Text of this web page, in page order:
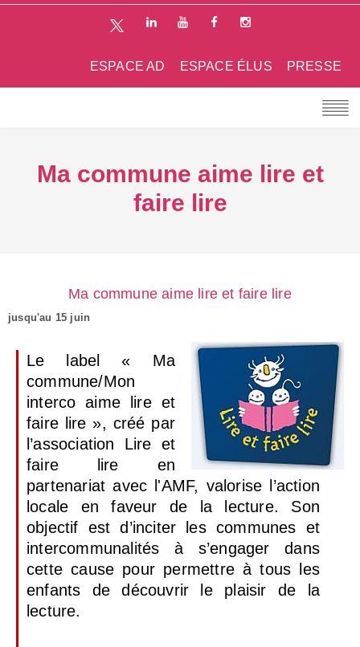
PRESSE
ESPACE ÉLUS
ESPACE AD
Ma commune aime lire et
faire lire
Ma commune aime lire et faire lire
jusqu'au 15 juin
Le label « Ma
commune/Mon
interco aime lire et
faire lire », créé par
l’association Lire et
faire lire en
partenariat avec l'AMF, valorise l’action
locale en faveur de la lecture. Son
objectif est d’inciter les communes et
intercommunalités à s’engager dans
cette cause pour permettre à tous les
enfants de découvrir le plaisir de la
lecture.